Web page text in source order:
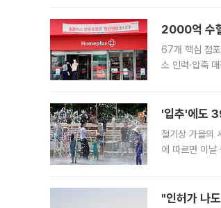
2000억 수
67개 핵심 점
소 인력·압축
'입추'에도
절기상 가을의
에 따르면 이날
"인허가 나